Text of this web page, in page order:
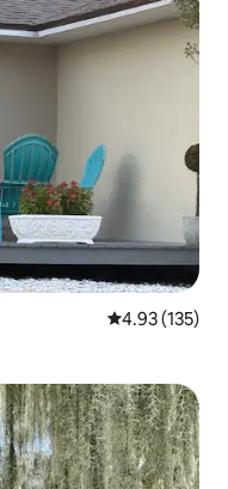
평점 4.93점(5
4.93 (135)